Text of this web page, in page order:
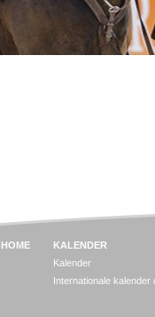
HOME
KALENDER
Kalender
Internationale kalender